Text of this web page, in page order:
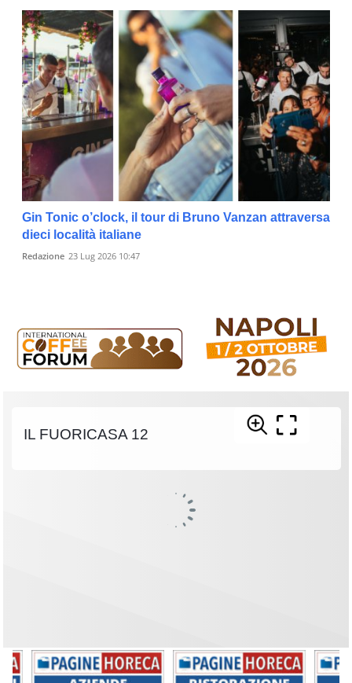
Gin Tonic o’clock, il tour di Bruno Vanzan attraversa
dieci località italiane
Redazione 23 Lug 2026 10:47